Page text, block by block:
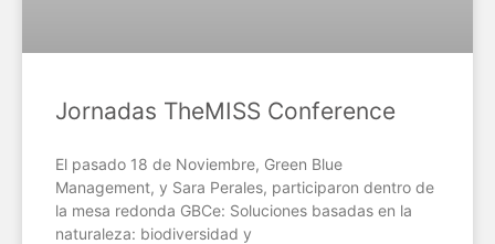
Jornadas TheMISS Conference
El pasado 18 de Noviembre, Green Blue
Management, y Sara Perales, participaron dentro de
la mesa redonda GBCe: Soluciones basadas en la
naturaleza: biodiversidad y